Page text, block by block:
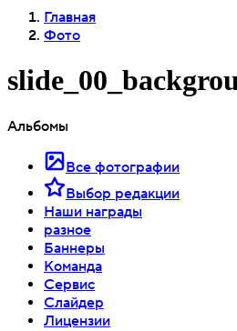
Главная
Фото
Альбомы
Все фотографии
Выбор редакции
Наши награды
разное
Баннеры
Команда
Сервис
Слайдер
Лицензии